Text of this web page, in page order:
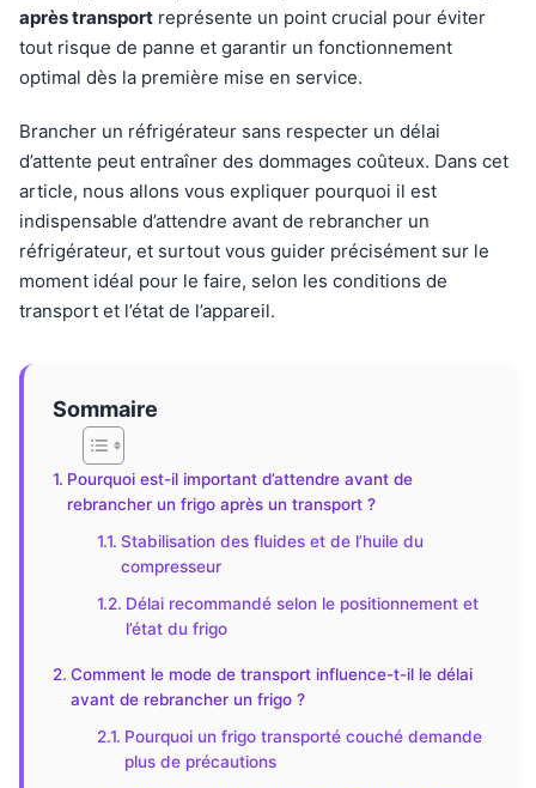
après transport représente un point crucial pour éviter
tout risque de panne et garantir un fonctionnement
optimal dès la première mise en service.
Brancher un réfrigérateur sans respecter un délai
d’attente peut entraîner des dommages coûteux. Dans cet
article, nous allons vous expliquer pourquoi il est
indispensable d’attendre avant de rebrancher un
réfrigérateur, et surtout vous guider précisément sur le
moment idéal pour le faire, selon les conditions de
transport et l’état de l’appareil.
Sommaire
Pourquoi est-il important d’attendre avant de
rebrancher un frigo après un transport ?
Stabilisation des fluides et de l’huile du
compresseur
Délai recommandé selon le positionnement et
l’état du frigo
Comment le mode de transport influence-t-il le délai
avant de rebrancher un frigo ?
Pourquoi un frigo transporté couché demande
plus de précautions